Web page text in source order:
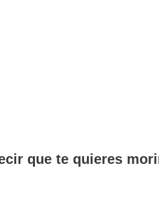
que te quieres